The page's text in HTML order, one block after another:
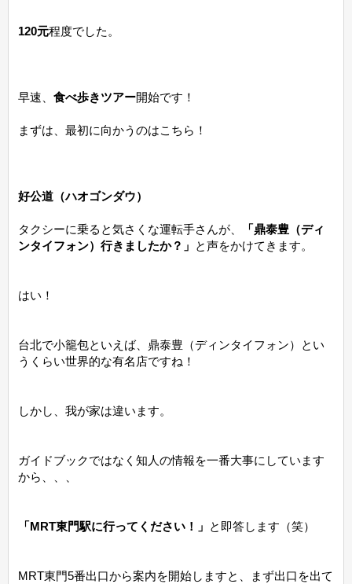
120元程度でした。
早速、 食べ歩きツアー開始です！
まずは、最初に向かうのはこちら！
好公道（ハオゴンダウ）
タクシーに乗ると気さくな運転手さんが、
「鼎泰豊（ディ
ンタイフォン）行きましたか？」 と声をかけてきます。
はい！
台北で小籠包といえば、鼎泰豊（ディンタイフォン）とい
うくらい世界的な有名店ですね！
しかし、我が家は違います。
ガイドブックではなく知人の情報を一番大事にしています
から、、、
「MRT東門駅に行ってください！」 と即答します（笑）
MRT東門5番出口から案内を開始しますと、まず出口を出て